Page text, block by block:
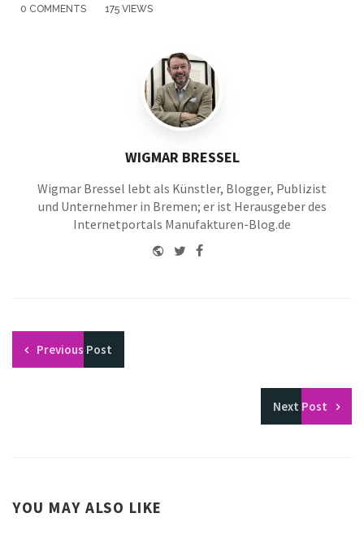
0 COMMENTS 175 VIEWS
WIGMAR BRESSEL
Wigmar Bressel lebt als Künstler, Blogger, Publizist
und Unternehmer in Bremen; er ist Herausgeber des
Internetportals Manufakturen-Blog.de
WebsiteTwitterFacebook
Previous Post
Next Post
YOU MAY ALSO LIKE